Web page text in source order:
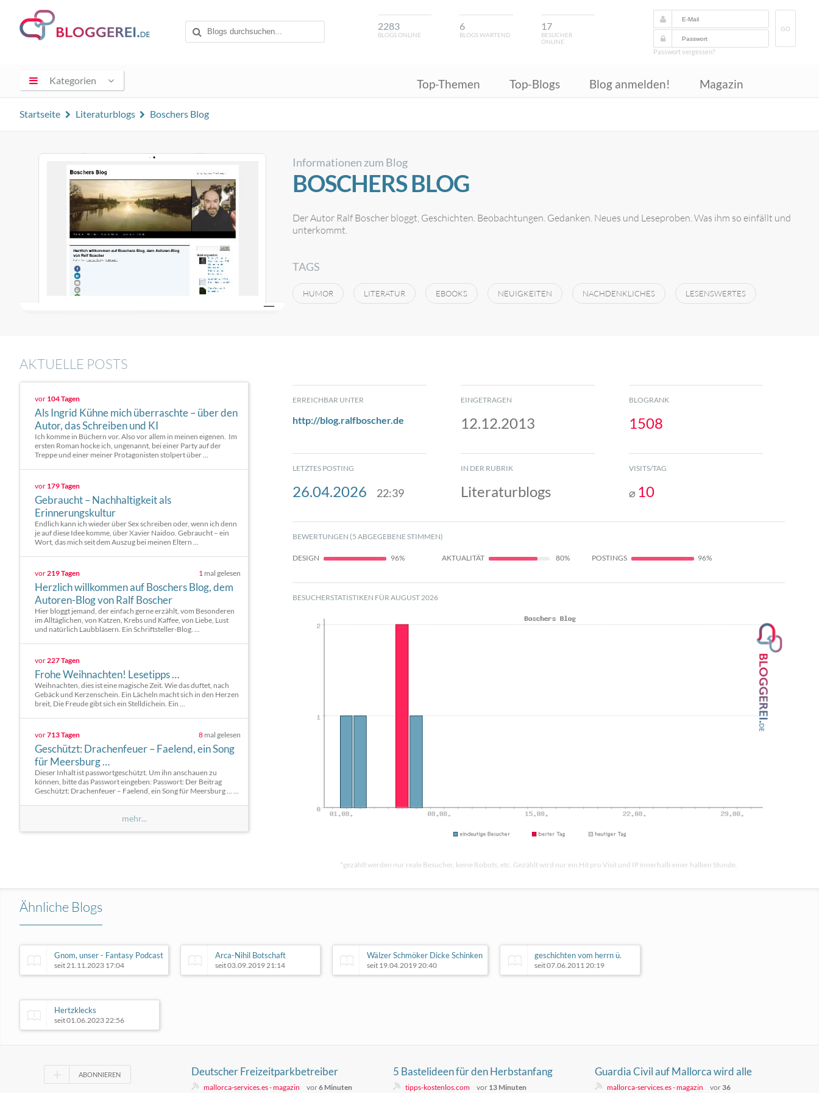
2283
BLOGS ONLINE
6
BLOGS WARTEND
17
BESUCHER
ONLINE
GO
Passwort vergessen?
Kategorien Top-Themen Top-Blogs Blog anmelden! Magazin
Startseite Literaturblogs Boschers Blog
Informationen zum Blog
BOSCHERS BLOG
Der Autor Ralf Boscher bloggt, Geschichten. Beobachtungen. Gedanken. Neues und Leseproben. Was ihm so einfällt und
unterkommt.
TAGS
HUMOR LITERATUR EBOOKS NEUIGKEITEN NACHDENKLICHES LESENSWERTES
AKTUELLE POSTS
vor 104 Tagen
Als Ingrid Kühne mich überraschte – über den
Autor, das Schreiben und KI
Ich komme in Büchern vor. Also vor allem in meinen eigenen. Im
ersten Roman hocke ich, ungenannt, bei einer Party auf der
Treppe und einer meiner Protagonisten stolpert über ...
vor 179 Tagen
Gebraucht – Nachhaltigkeit als
Erinnerungskultur
Endlich kann ich wieder über Sex schreiben oder, wenn ich denn
je auf diese Idee komme, über Xavier Naidoo. Gebraucht – ein
Wort, das mich seit dem Auszug bei meinen Eltern ...
vor219 Tagen 1 mal gelesen
Herzlich willkommen auf Boschers Blog, dem
Autoren-Blog von Ralf Boscher
Hier bloggt jemand, der einfach gerne erzählt, vom Besonderen
im Alltäglichen, von Katzen, Krebs und Kaffee, von Liebe, Lust
und natürlich Laubbläsern. Ein Schriftsteller-Blog. ...
vor227 Tagen
Frohe Weihnachten! Lesetipps …
Weihnachten, dies ist eine magische Zeit. Wie das duftet, nach
Gebäck und Kerzenschein. Ein Lächeln macht sich in den Herzen
breit, Die Freude gibt sich ein Stelldichein. Ein ...
vor713 Tagen 8 mal gelesen
Geschützt: Drachenfeuer – Faelend, ein Song
für Meersburg …
Dieser Inhalt ist passwortgeschützt. Um ihn anschauen zu
können, bitte das Passwort eingeben: Passwort: Der Beitrag
Geschützt: Drachenfeuer – Faelend, ein Song für Meersburg … ...
mehr...
ERREICHBAR UNTER
http://blog.ralfboscher.de
EINGETRAGEN
12.12.2013
BLOGRANK
1508
LETZTES POSTING
26.04.2026 22:39
IN DER RUBRIK
Literaturblogs
VISITS/TAG
⌀ 10
BEWERTUNGEN (5 ABGEGEBENE STIMMEN)
DESIGN 96% AKTUALITÄT 80% POSTINGS 96%
BESUCHERSTATISTIKEN FÜR AUGUST 2026
*gezählt werden nur reale Besucher, keine Robots, etc. Gezählt wird nur ein Hit pro Visit und IP innerhalb einer halben Stunde.
Ähnliche Blogs
Gnom, unser - Fantasy Podcast
seit 21.11.2023 17:04
Arca-Nihil Botschaft
seit 03.09.2019 21:14
Wälzer Schmöker Dicke Schinken
seit 19.04.2019 20:40
geschichten vom herrn ü.
seit 07.06.2011 20:19
Hertzklecks
seit 01.06.2023 22:56
ABONNIEREN
Deutscher Freizeitparkbetreiber
plant Großprojekt auf Mallorca
mallorca-services.es - magazin vor6 Minuten
5 Bastelideen für den Herbstanfang
mit Kindern
tipps-kostenlos.com vor 13 Minuten
Guardia Civil auf Mallorca wird alle
Einsatzkräfte mobilisieren
mallorca-services.es - magazin vor 36